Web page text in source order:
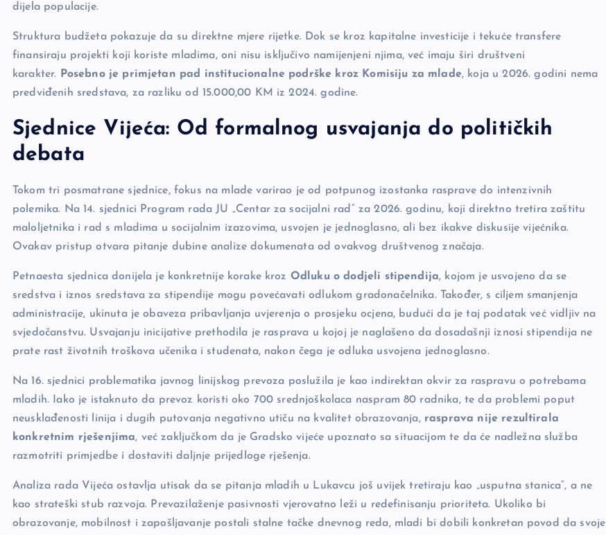
dijela populacije.
Struktura budžeta pokazuje da su direktne mjere rijetke. Dok se kroz kapitalne investicije i tekuće transfere
finansiraju projekti koji koriste mladima, oni nisu isključivo namijenjeni njima, već imaju širi društveni
karakter.
Posebno je primjetan pad institucionalne podrške kroz Komisiju za mlade, koja u 2026. godini nema
predviđenih sredstava, za razliku od 15.000,00 KM iz 2024. godine.
Sjednice Vijeća: Od formalnog usvajanja do političkih
debata
Tokom tri posmatrane sjednice, fokus na mlade varirao je od potpunog izostanka rasprave do intenzivnih
polemika. Na 14. sjednici Program rada JU „Centar za socijalni rad“ za 2026. godinu, koji direktno tretira zaštitu
maloljetnika i rad s mladima u socijalnim izazovima, usvojen je jednoglasno, ali bez ikakve diskusije vijećnika.
Ovakav pristup otvara pitanje dubine analize dokumenata od ovakvog društvenog značaja.
Petnaesta sjednica donijela je konkretnije korake kroz Odluku o dodjeli stipendija, kojom je usvojeno da se
sredstva i iznos sredstava za stipendije mogu povećavati odlukom gradonačelnika. Također, s ciljem smanjenja
administracije, ukinuta je obaveza pribavljanja uvjerenja o prosjeku ocjena, budući da je taj podatak već vidljiv na
svjedočanstvu. Usvajanju inicijative prethodila je rasprava u kojoj je naglašeno da dosadašnji iznosi stipendija ne
prate rast životnih troškova učenika i studenata, nakon čega je odluka usvojena jednoglasno.
Na 16. sjednici problematika javnog linijskog prevoza poslužila je kao indirektan okvir za raspravu o potrebama
mladih. Iako je istaknuto da prevoz koristi oko 700 srednjoškolaca naspram 80 radnika, te da problemi poput
neusklađenosti linija i dugih putovanja negativno utiču na kvalitet obrazovanja, rasprava nije rezultirala
konkretnim rješenjima, već zaključkom da je Gradsko vijeće upoznato sa situacijom te da će nadležna služba
razmotriti primjedbe i dostaviti daljnje prijedloge rješenja.
Analiza rada Vijeća ostavlja utisak da se pitanja mladih u Lukavcu još uvijek tretiraju kao „usputna stanica“, a ne
kao strateški stub razvoja. Prevazilaženje pasivnosti vjerovatno leži u redefinisanju prioriteta. Ukoliko bi
obrazovanje, mobilnost i zapošljavanje postali stalne tačke dnevnog reda, mladi bi dobili konkretan povod da svoje